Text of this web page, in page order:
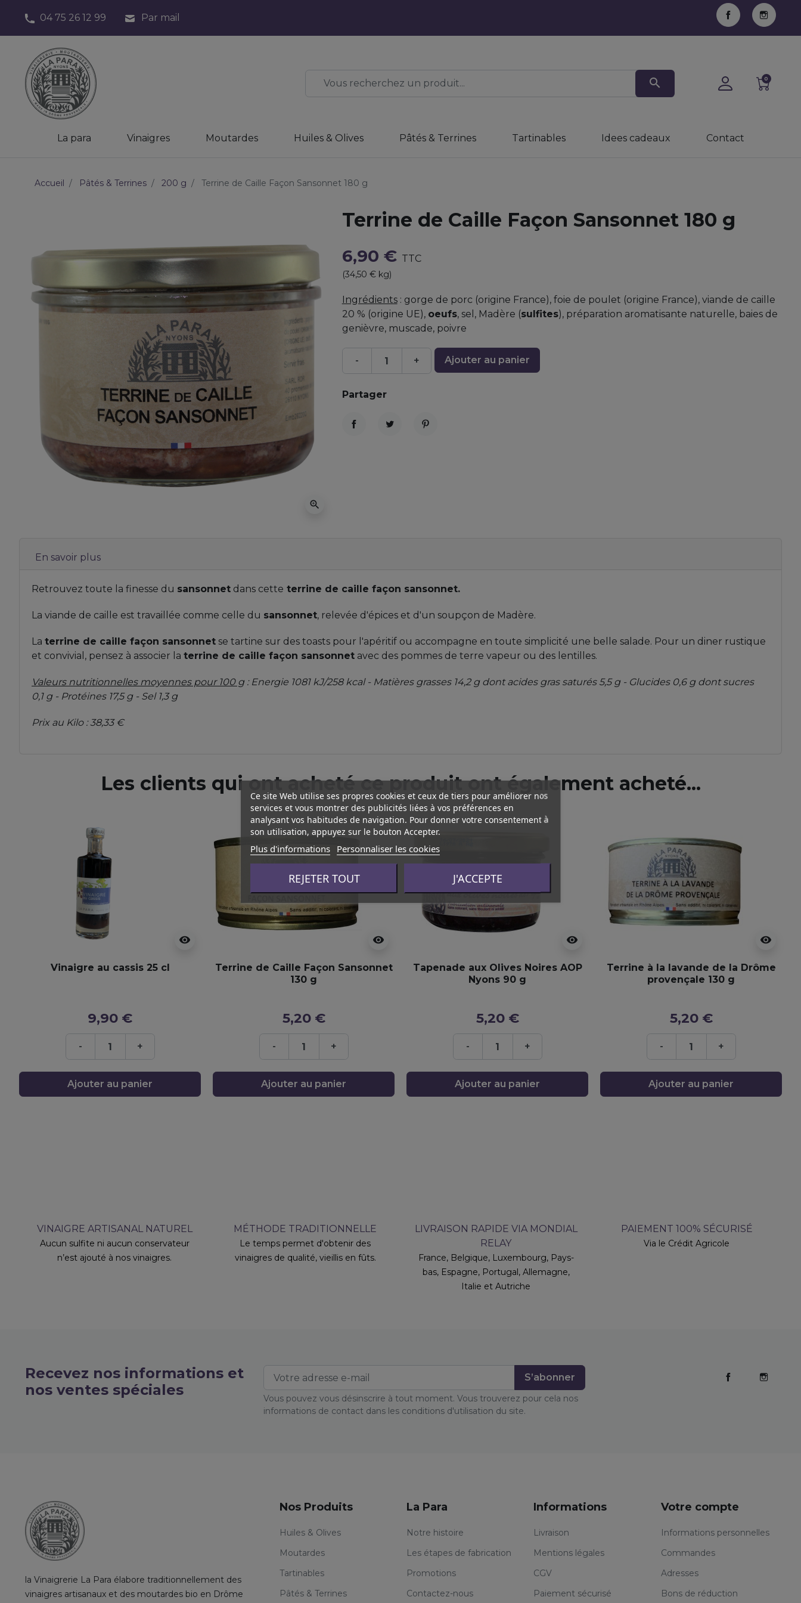
04 75 26 12 99 Par mail
Facebook
search 0
La para Vinaigres Moutardes Huiles & Olives Pâtés & Terrines Tartinables Idees cadeaux Contact
Accueil Pâtés & Terrines 200 g Terrine de Caille Façon Sansonnet 180 g
zoom_in
Terrine de Caille Façon Sansonnet 180 g
6,90 € TTC
(34,50 € kg)
Ingrédients: gorge de porc (origine France), foie de poulet (origine France), viande de caille
20 % (origine UE), oeufs, sel, Madère (sulfites), préparation aromatisante naturelle, baies de
genièvre, muscade, poivre
- + Ajouter au panier
Partager
En savoir plus
Retrouvez toute la finesse du sansonnet dans cette terrine de caille façon sansonnet.
La viande de caille est travaillée comme celle du sansonnet, relevée d'épices et d'un soupçon de Madère.
La terrine de caille façon sansonnet se tartine sur des toasts pour l'apéritif ou accompagne en toute simplicité une belle salade. Pour un diner rustique
et convivial, pensez à associer la terrine de caille façon sansonnet avec des pommes de terre vapeur ou des lentilles.
Valeurs nutritionnelles moyennes pour 100 g: Energie 1081 kJ/258 kcal - Matières grasses 14,2 g dont acides gras saturés 5,5 g - Glucides 0,6 g dont sucres
0,1 g - Protéines 17,5 g - Sel 1,3 g
Prix au Kilo : 38,33 €
Les clients qui ont acheté ce produit ont également acheté...
visibility
Vinaigre au cassis 25 cl
9,90 €
- +
Ajouter au panier
visibility
Terrine de Caille Façon Sansonnet
130 g
5,20 €
- +
Ajouter au panier
visibility
Tapenade aux Olives Noires AOP
Nyons 90 g
5,20 €
- +
Ajouter au panier
visibility
Terrine à la lavande de la Drôme
provençale 130 g
5,20 €
- +
Ajouter au panier
VINAIGRE ARTISANAL NATUREL
Aucun sulfite ni aucun conservateur
n’est ajouté à nos vinaigres.
MÉTHODE TRADITIONNELLE
Le temps permet d'obtenir des
vinaigres de qualité, vieillis en fûts.
LIVRAISON RAPIDE VIA MONDIAL
RELAY
France, Belgique, Luxembourg, Pays-
bas, Espagne, Portugal, Allemagne,
Italie et Autriche
PAIEMENT 100% SÉCURISÉ
Via le Crédit Agricole
Recevez nos informations et
nos ventes spéciales
Vous pouvez vous désinscrire à tout moment. Vous trouverez pour cela nos
informations de contact dans les conditions d'utilisation du site.
la Vinaigrerie La Para élabore traditionnellement des
vinaigres artisanaux et des moutardes bio en Drôme
Nos Produits
Huiles & Olives
Moutardes
Tartinables
Pâtés & Terrines
La Para
Notre histoire
Les étapes de fabrication
Promotions
Contactez-nous
Informations
Livraison
Mentions légales
CGV
Paiement sécurisé
Votre compte
Informations personnelles
Commandes
Adresses
Bons de réduction
Ce site Web utilise ses propres cookies et ceux de tiers pour améliorer nos
services et vous montrer des publicités liées à vos préférences en
analysant vos habitudes de navigation. Pour donner votre consentement à
son utilisation, appuyez sur le bouton Accepter.
Plus d'informations Personnaliser les cookies
REJETER TOUT J'ACCEPTE